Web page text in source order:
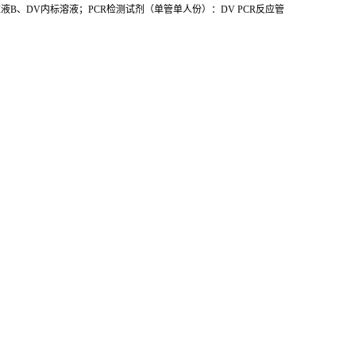
B、DV内标溶液；PCR检测试剂（单管单人份）：DV PCR反应管